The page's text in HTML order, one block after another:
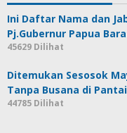
Ini Daftar Nama dan
Pj.Gubernur Papua
45629 Dilihat
Ditemukan Sesosok
Tanpa Busana di
44785 Dilihat